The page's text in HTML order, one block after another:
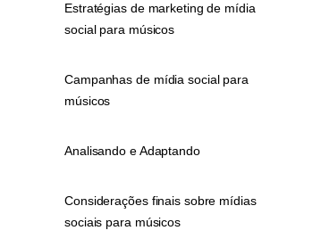
Estratégias de marketing de mídia
social para músicos
Campanhas de mídia social para
músicos
Analisando e Adaptando
Considerações finais sobre mídias
sociais para músicos